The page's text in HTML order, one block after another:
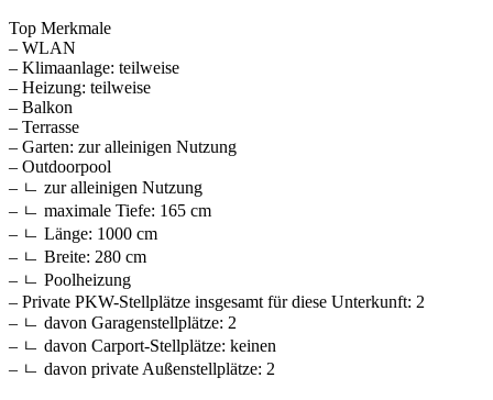
Top Merkmale
– WLAN
– Klimaanlage: teilweise
– Heizung: teilweise
– Balkon
– Terrasse
– Garten: zur alleinigen Nutzung
– Outdoorpool
– ㄴ zur alleinigen Nutzung
– ㄴ maximale Tiefe: 165 cm
– ㄴ Länge: 1000 cm
– ㄴ Breite: 280 cm
– ㄴ Poolheizung
– Private PKW-Stellplätze insgesamt für diese Unterkunft: 2
– ㄴ davon Garagenstellplätze: 2
– ㄴ davon Carport-Stellplätze: keinen
– ㄴ davon private Außen­stellplätze: 2